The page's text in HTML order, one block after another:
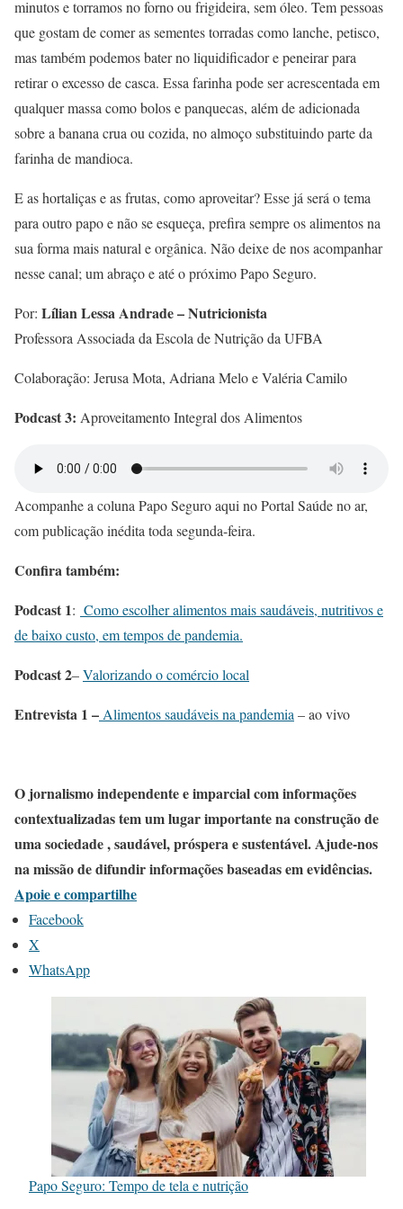
minutos e torramos no forno ou frigideira, sem óleo. Tem pessoas
que gostam de comer as sementes torradas como lanche, petisco,
mas também podemos bater no liquidificador e peneirar para
retirar o excesso de casca. Essa farinha pode ser acrescentada em
qualquer massa como bolos e panquecas, além de adicionada
sobre a banana crua ou cozida, no almoço substituindo parte da
farinha de mandioca.
E as hortaliças e as frutas, como aproveitar? Esse já será o tema
para outro papo e não se esqueça, prefira sempre os alimentos na
sua forma mais natural e orgânica. Não deixe de nos acompanhar
nesse canal; um abraço e até o próximo Papo Seguro.
Por: Lílian Lessa Andrade – Nutricionista
Professora Associada da Escola de Nutrição da UFBA
Colaboração: Jerusa Mota, Adriana Melo e Valéria Camilo
Podcast 3: Aproveitamento Integral dos Alimentos
Acompanhe a coluna Papo Seguro aqui no Portal Saúde no ar,
com publicação inédita toda segunda-feira.
Confira também:
Podcast 1: Como escolher alimentos mais saudáveis, nutritivos e
de baixo custo, em tempos de pandemia.
Podcast 2–Valorizando o comércio local
Entrevista 1 – Alimentos saudáveis na pandemia – ao vivo
O jornalismo independente e imparcial com informações
contextualizadas tem um lugar importante na construção de
uma sociedade , saudável, próspera e sustentável. Ajude-nos
na missão de difundir informações baseadas em evidências.
Apoie e compartilhe
Facebook
X
WhatsApp
Papo Seguro: Tempo de tela e nutrição